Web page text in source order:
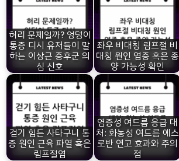
허리 문제일까? 엉덩이
통증 디시 유저들이 말
하는 이상근 증후군 의
심 신호
좌우 비대칭 림프절 비
대칭 원인 염증 혹은 종
양 가능성 확인
걷기 힘든 사타구니 통
증 원인 근육 파열 혹은
림프절염
염증성 여드름 응급 대
처: 화농성 여드름 에스
로반 연고 효과와 주의
점